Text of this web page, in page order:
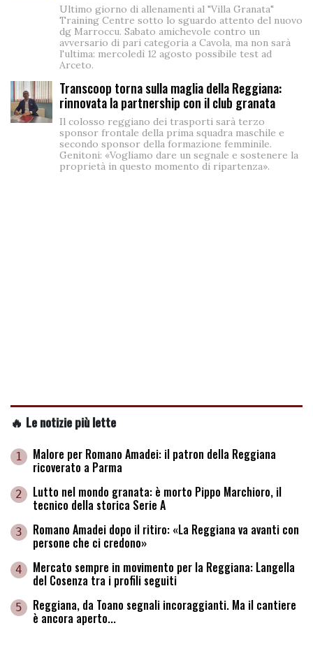
Ultimo giorno di allenamenti al "Villa Granata"
Training Centre sotto lo sguardo attento del nuovo
dg Marroccu. Sabato amichevole contro un
avversario di pari categoria a Cavola, ma non sarà
l'ultima: mercoledì 12 agosto possibile test ad
Arceto.
Transcoop torna sulla maglia della Reggiana:
rinnovata la partnership con il club granata
Il colosso reggiano dei trasporti sarà terzo
sponsor frontale della prima squadra maschile e
secondo sponsor della formazione femminile.
Genitoni: «Vogliamo dare un segnale e sostenere la
proprietà in questo momento di ripartenza».
🔥 Le notizie più lette
1 Malore per Romano Amadei: il patron della Reggiana
ricoverato a Parma
2 Lutto nel mondo granata: è morto Pippo Marchioro, il
tecnico della storica Serie A
3 Romano Amadei dopo il ritiro: «La Reggiana va avanti con
persone che ci credono»
4 Mercato sempre in movimento per la Reggiana: Langella
del Cosenza tra i profili seguiti
5 Reggiana, da Toano segnali incoraggianti. Ma il cantiere
è ancora aperto...